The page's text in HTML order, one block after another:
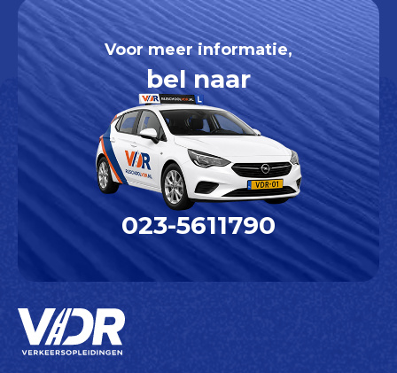
Voor meer informatie,
bel naar
023-5611790